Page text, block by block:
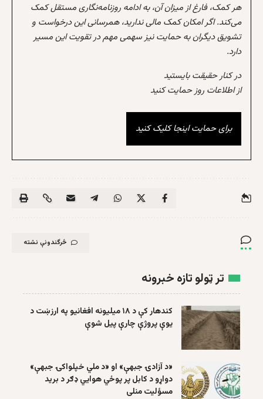
هر کمک، فارغ از میزان آن، به ادامه روزنامه‌نگاری مستقل کمک
می‌کند. اگر امکان کمک مالی ندارید، همرسانی این درخواست و
تشویق دیگران به حمایت نیز سهمی مهم در تقویت این مسیر
دارد.
در کنار حقیقت بایستید
از اطلاعات روز حمایت کنید
برای حمایت اینجا کلیک کنید
څرگندونې نشته
تر ټولو تازه خبرونه
کندهار کې د ۱۸ میلیونه افغانیو په ارزښت د
یوې پروژې چارې پیل شوې
«د آزادۍ جبهې» او «د ملي خپلواکۍ جبهې»
دواړو د کابل پر پوځي هوايي ډګر د برید
مسؤلیت منلی